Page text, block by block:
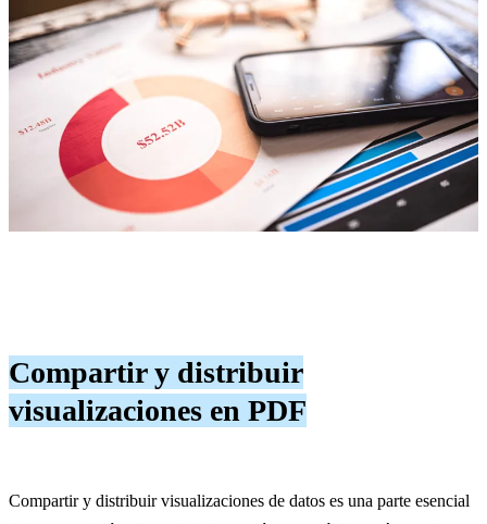
Compartir y distribuir
visualizaciones en PDF
Compartir y distribuir visualizaciones de datos es una parte esencial